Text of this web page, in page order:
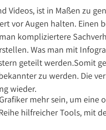
Videos, ist in Maßen zu
vor Augen halten. Einen
kompliziertere
Was man mit
geteilt werden.Somit
zu werden. Die
wieder.
mehr sein, um eine
hilfreicher Tools, mit